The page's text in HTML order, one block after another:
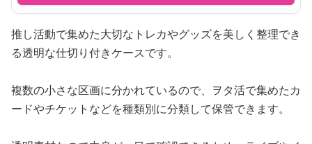
推し活動で集めた大切なトレカやグッズを美しく整理でき
る透明な仕切り付きケースです。
複数の小さな区画に分かれているので、ヲタ活で集めたカ
ードやチケットなどを種類別に分類して保管できます。